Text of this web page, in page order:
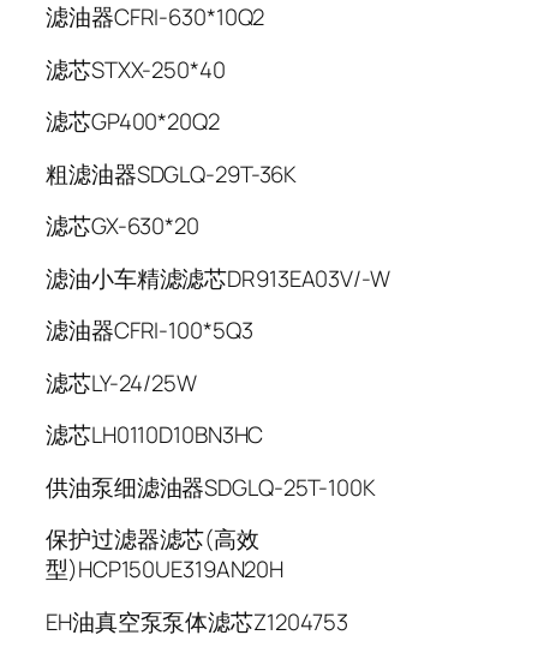
滤油器CFRI-630*10Q2
滤芯STXX-250*40
滤芯GP400*20Q2
粗滤油器SDGLQ-29T-36K
滤芯GX-630*20
滤油小车精滤滤芯DR913EA03V/-W
滤油器CFRI-100*5Q3
滤芯LY-24/25W
滤芯LH0110D10BN3HC
供油泵细滤油器SDGLQ-25T-100K
保护过滤器滤芯(高效
型)HCP150UE319AN20H
EH油真空泵泵体滤芯Z1204753